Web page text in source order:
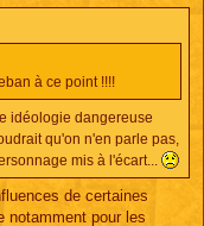
à ce point !!!!
idéologie dangereuse
qu'on n'en parle pas,
mis à l'écart...
de certaines
notamment pour les